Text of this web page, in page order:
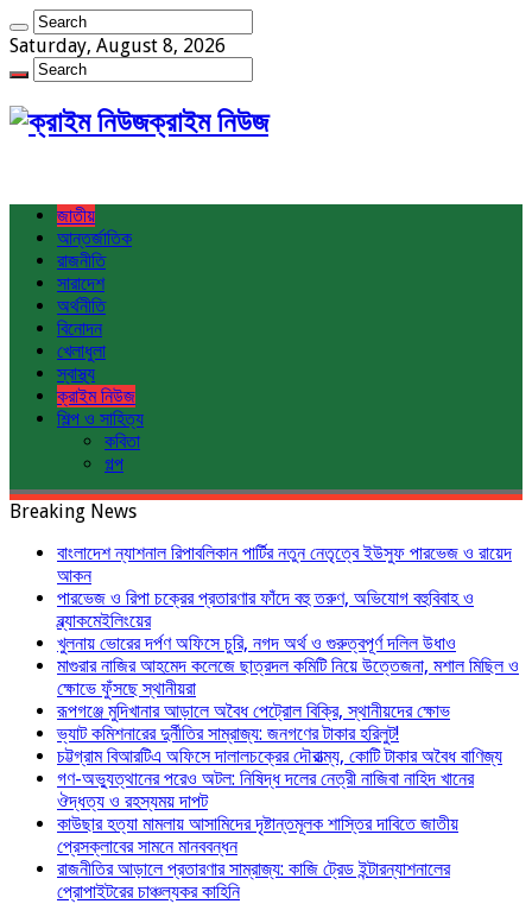
Saturday, August 8, 2026
ক্রাইম নিউজ
জাতীয়
আন্তর্জাতিক
রাজনীতি
সারাদেশ
অর্থনীতি
বিনোদন
খেলাধুলা
স্বাস্থ্য
ক্রাইম নিউজ
শিল্প ও সাহিত্য
কবিতা
গল্প
Breaking News
বাংলাদেশ ন্যাশনাল রিপাবলিকান পার্টির নতুন নেতৃত্বে ইউসুফ পারভেজ ও রায়েদ
আকন
পারভেজ ও রিপা চক্রের প্রতারণার ফাঁদে বহু তরুণ, অভিযোগ বহুবিবাহ ও
ব্ল্যাকমেইলিংয়ের
খুলনায় ভোরের দর্পণ অফিসে চুরি, নগদ অর্থ ও গুরুত্বপূর্ণ দলিল উধাও
মাগুরার নাজির আহমেদ কলেজে ছাত্রদল কমিটি নিয়ে উত্তেজনা, মশাল মিছিল ও
ক্ষোভে ফুঁসছে স্থানীয়রা
রূপগঞ্জে মুদিখানার আড়ালে অবৈধ পেট্রোল বিক্রি, স্থানীয়দের ক্ষোভ
ভ্যাট কমিশনারের দুর্নীতির সাম্রাজ্য: জনগণের টাকার হরিলুট!
চট্টগ্রাম বিআরটিএ অফিসে দালালচক্রের দৌরাত্ম্য, কোটি টাকার অবৈধ বাণিজ্য
গণ-অভ্যুত্থানের পরেও অটল: নিষিদ্ধ দলের নেত্রী নাজিবা নাহিদ খানের
ঔদ্ধত্য ও রহস্যময় দাপট
কাউছার হত্যা মামলায় আসামিদের দৃষ্টান্তমূলক শাস্তির দাবিতে জাতীয়
প্রেসক্লাবের সামনে মানববন্ধন
রাজনীতির আড়ালে প্রতারণার সাম্রাজ্য: কাজি ট্রেড ইন্টারন্যাশনালের
প্রোপাইটরের চাঞ্চল্যকর কাহিনি